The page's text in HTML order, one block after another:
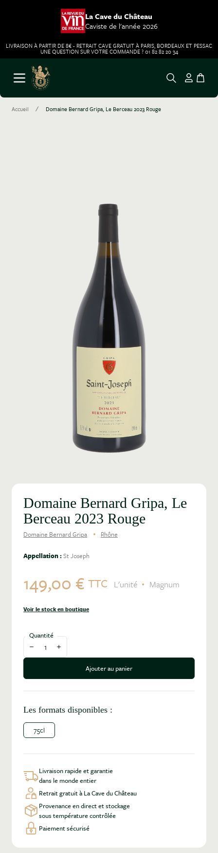
La Cave du Château
Caviste de l'année 2026
LIVRAISON À PARTIR DE 8€ - RETRAIT CAVE GRATUIT À PARIS, BORDEAUX ET PESSAC
UNE QUESTION SUR VOTRE COMMANDE ? 01 82 82 20 34
Aller au contenu
Ouvrir le menu
Accueil / Domaine Bernard Gripa, Le Berceau 2023 Rouge
Domaine Bernard Gripa, Le
Berceau 2023 Rouge
Domaine Bernard Gripa Rhône
Appellation :St Joseph
149,00 € TTC L'unité Magnum
Voir le stock en boutique
Quantité
Diminuer la quantité
Augmenter la quantité
Ajouter au panier
Les formats disponibles :
75cl
Livraison rapide et garantie
dans le monde entier
Retrait gratuit à La Cave du Château
Provenance en direct et stockage
sous température contrôlée
Paiement sécurisé